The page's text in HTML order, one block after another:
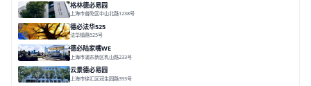
格林德必易园
上海市普陀区中山北路1238号
德必法华525
法华镇路525号
德必陆家嘴WE
上海市浦东新区乳山路233号
云景德必易园
上海市徐汇区冠生园路393号